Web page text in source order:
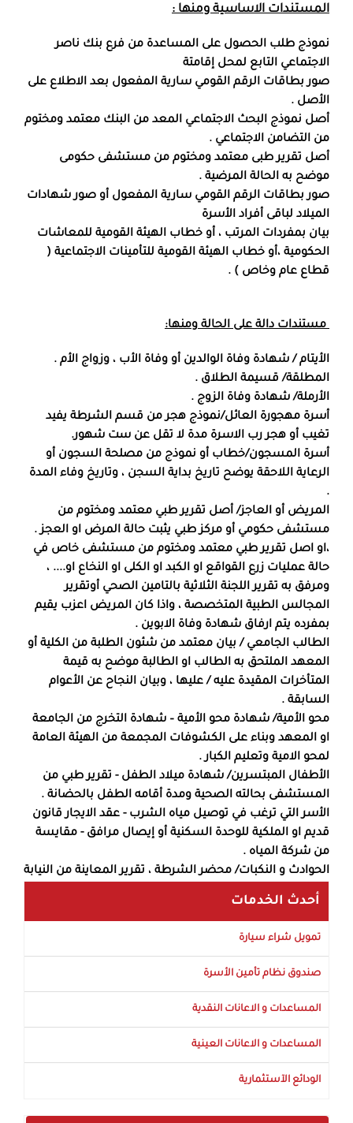
المستندات الاساسية ومنها :
نموذج طلب الحصول على المساعدة من فرع بنك ناصر
الاجتماعي التابع لمحل إقامتة
صور بطاقات الرقم القومي سارية المفعول بعد الاطلاع على
الأصل .
أصل نموذج البحث الاجتماعي المعد من البنك معتمد ومختوم
من التضامن الاجتماعي .
أصل تقرير طبى معتمد ومختوم من مستشفى حكومى
موضح به الحالة المرضية .
صور بطاقات الرقم القومي سارية المفعول أو صور شهادات
الميلاد لباقى أفراد الأسرة
بيان بمفردات المرتب ، أو خطاب الهيئة القومية للمعاشات
الحكومية ،أو خطاب الهيئة القومية للتأمينات الاجتماعية (
قطاع عام وخاص ) .
مستندات دالة على الحالة ومنها:
الأيتام / شهادة وفاة الوالدين أو وفاة الأب ، وزواج الأم .
المطلقة/ قسيمة الطلاق .
الأرملة/ شهادة وفاة الزوج .
أسرة مهجورة العائل/نموذج هجر من قسم الشرطة يفيد
تغيب أو هجر رب الاسرة مدة لا تقل عن ست شهور.
أسرة المسجون/خطاب أو نموذج من مصلحة السجون أو
الرعاية اللاحقة يوضح تاريخ بداية السجن ، وتاريخ وفاء المدة
.
المريض أو العاجز/ أصل تقرير طبي معتمد ومختوم من
مستشفى حكومي أو مركز طبي يثبت حالة المرض او العجز .
،او اصل تقرير طبي معتمد ومختوم من مستشفى خاص في
حالة عمليات زرع القواقع او الكبد او الكلى او النخاع او.... ،
ومرفق به تقرير اللجنة الثلاثية بالتامين الصحي أوتقرير
المجالس الطبية المتخصصة ، واذا كان المريض اعزب يقيم
بمفرده يتم ارفاق شهادة وفاة الابوين .
الطالب الجامعي / بيان معتمد من شئون الطلبة من الكلية أو
المعهد الملتحق به الطالب او الطالبة موضح به قيمة
المتأخرات المقيدة عليه / عليها ، وبيان النجاح عن الأعوام
السابقة .
محو الأمية/ شهادة محو الأمية – شهادة التخرج من الجامعة
او المعهد وبناء على الكشوفات المجمعة من الهيئة العامة
لمحو الامية وتعليم الكبار .
الأطفال المبتسرين/ شهادة ميلاد الطفل - تقرير طبي من
المستشفى بحالته الصحية ومدة أقامه الطفل بالحضانة .
الأسر التي ترغب في توصيل مياه الشرب - عقد الايجار قانون
قديم او الملكية للوحدة السكنية أو إيصال مرافق - مقايسة
من شركة المياه .
الحوادث و النكبات/ محضر الشرطة ، تقرير المعاينة من النيابة
أحدث الخدمات
تمويل شراء سيارة
صندوق نظام تأمين الأسرة
المساعدات و الاعانات النقدية
المساعدات و الاعانات العينية
الودائع الآستثمارية